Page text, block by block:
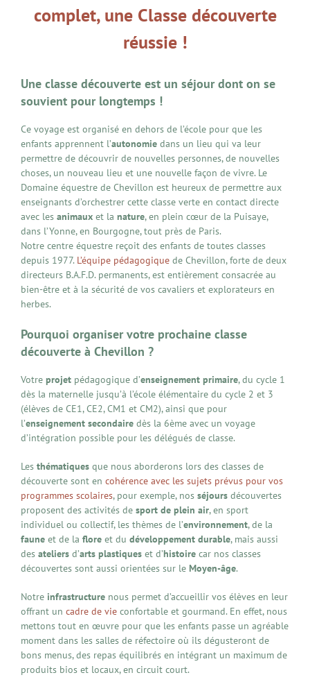
complet, une Classe découverte
réussie !
Une classe découverte est un séjour dont on se
souvient pour longtemps !
Ce voyage est organisé en dehors de l’école pour que les
enfants apprennent l’autonomiedans un lieu qui va leur
permettre de découvrir de nouvelles personnes, de nouvelles
choses, un nouveau lieu et une nouvelle façon de vivre. Le
Domaine équestre de Chevillon est heureux de permettre aux
enseignants d’orchestrer cette classe verte en contact directe
avec les animauxet la nature, en plein cœur de la Puisaye,
dans l’Yonne, en Bourgogne, tout près de Paris.
Notre centre équestre reçoit des enfants de toutes classes
depuis 1977. L’équipe pédagogiquede Chevillon, forte de deux
directeurs B.A.F.D. permanents, est entièrement consacrée au
bien-être et à la sécurité de vos cavaliers et explorateurs en
herbes.
Pourquoi organiser votre prochaine classe
découverte à Chevillon ?
Votre projetpédagogique d’enseignement primaire, du cycle 1
dès la maternelle jusqu’à l’école élémentaire du cycle 2 et 3
(élèves de CE1, CE2, CM1 et CM2), ainsi que pour
l’enseignement secondairedès la 6ème avec un voyage
d’intégration possible pour les délégués de classe.
Les thématiquesque nous aborderons lors des classes de
découverte sont en cohérence avec les sujets prévus pour vos
programmes scolaires, pour exemple, nos séjoursdécouvertes
proposent des activités de sport de plein air, en sport
individuel ou collectif, les thèmes de l’environnement, de la
fauneet de la floreet du développement durable, mais aussi
des ateliersd’arts plastiqueset d’histoirecar nos classes
découvertes sont aussi orientées sur le Moyen-âge.
Notre infrastructurenous permet d’accueillir vos élèves en leur
offrant un cadre de vieconfortable et gourmand. En effet, nous
mettons tout en œuvre pour que les enfants passe un agréable
moment dans les salles de réfectoire où ils dégusteront de
bons menus, des repas équilibrés en intégrant un maximum de
produits bios et locaux, en circuit court.